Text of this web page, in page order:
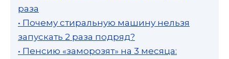
раза
• Почему стиральную машину нельзя
запускать 2 раза подряд?
• Пенсию «заморозят» на 3 месяца: